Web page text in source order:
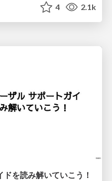
4 2.1k
を読み解いていこう！